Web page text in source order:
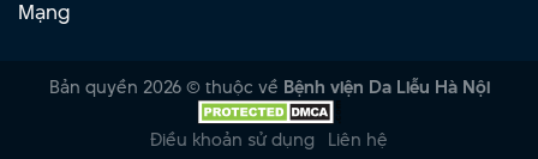
Điều khoản sử dụng Liên hệ
Bản quyền 2026 © thuộc về Bệnh viện Da Liễu Hà Nội